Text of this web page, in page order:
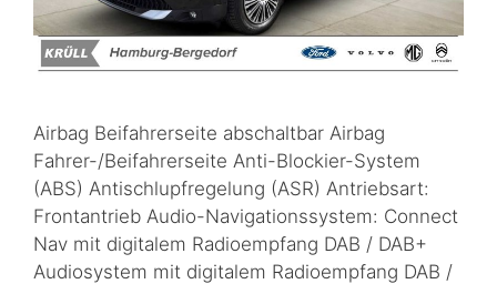
Airbag Beifahrerseite abschaltbar Airbag
Fahrer-/Beifahrerseite Anti-Blockier-System
(ABS) Antischlupfregelung (ASR) Antriebsart:
Frontantrieb Audio-Navigationssystem: Connect
Nav mit digitalem Radioempfang DAB / DAB+
Audiosystem mit digitalem Radioempfang DAB /